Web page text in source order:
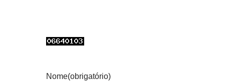
Nome(obrigatório)